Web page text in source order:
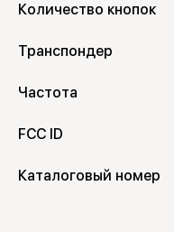
Количество кнопок
Транспондер
Частота
FCC ID
Каталоговый номер